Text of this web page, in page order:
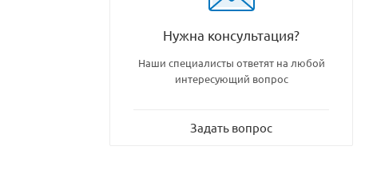
Нужна консультация?
Наши специалисты ответят на любой
интересующий вопрос
Задать вопрос